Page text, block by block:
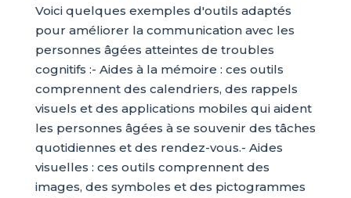
Voici quelques exemples d'outils adaptés
pour améliorer la communication avec les
personnes âgées atteintes de troubles
cognitifs :- Aides à la mémoire : ces outils
comprennent des calendriers, des rappels
visuels et des applications mobiles qui aident
les personnes âgées à se souvenir des tâches
quotidiennes et des rendez-vous.- Aides
visuelles : ces outils comprennent des
images, des symboles et des pictogrammes